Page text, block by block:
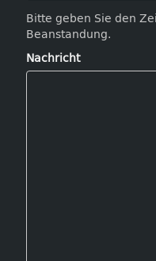
Bitte geben Sie den
Beanstandung.
Nachricht